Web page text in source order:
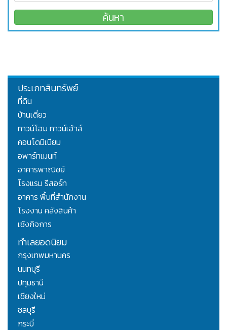
ประเภทสินทรัพย์
ที่ดิน
บ้านเดี่ยว
ทาวน์โฮม ทาวน์เฮ้าส์
คอนโดมิเนียม
อพาร์ทเมนท์
อาคารพาณิชย์
โรงแรม รีสอร์ท
อาคาร พื้นที่สำนักงาน
โรงงาน คลังสินค้า
เซ้งกิจการ
ทำเลยอดนิยม
กรุงเทพมหานคร
นนทบุรี
ปทุมธานี
เชียงใหม่
ชลบุรี
กระบี่